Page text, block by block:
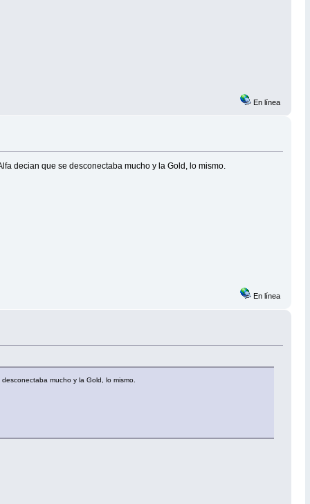
En línea
decian que se desconectaba mucho y la Gold, lo mismo.
En línea
mucho y la Gold, lo mismo.